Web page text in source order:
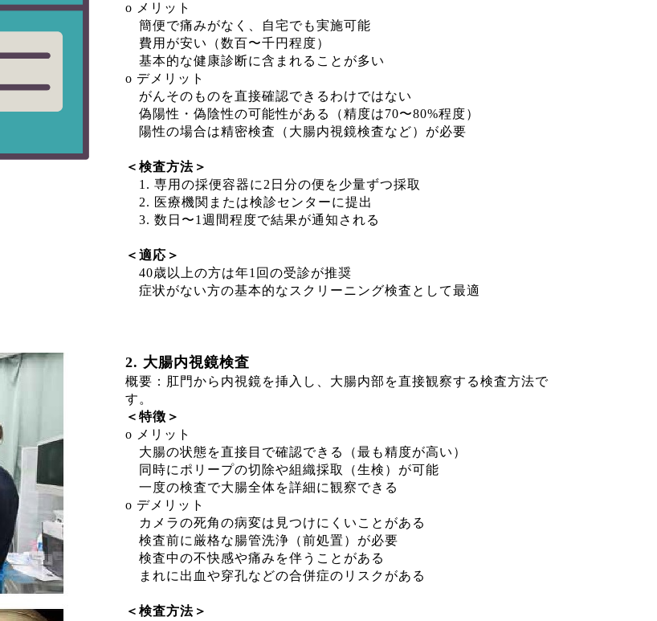
o メリット
簡便で痛みがなく、自宅でも実施可能
費用が安い（数百〜千円程度）
基本的な健康診断に含まれることが多い
o デメリット
がんそのものを直接確認できるわけではない
偽陽性・偽陰性の可能性がある（精度は70〜80%程度）
陽性の場合は精密検査（大腸内視鏡検査など）が必要
＜検査方法＞
1. 専用の採便容器に2日分の便を少量ずつ採取
2. 医療機関または検診センターに提出
3. 数日〜1週間程度で結果が通知される
＜適応＞
40歳以上の方は年1回の受診が推奨
症状がない方の基本的なスクリーニング検査として最適
2. 大腸内視鏡検査
概要：肛門から内視鏡を挿入し、大腸内部を直接観察する検査方法で
す。
＜特徴＞
o メリット
大腸の状態を直接目で確認できる（最も精度が高い）
同時にポリープの切除や組織採取（生検）が可能
一度の検査で大腸全体を詳細に観察できる
o デメリット
カメラの死角の病変は見つけにくいことがある
検査前に厳格な腸管洗浄（前処置）が必要
検査中の不快感や痛みを伴うことがある
まれに出血や穿孔などの合併症のリスクがある
＜検査方法＞